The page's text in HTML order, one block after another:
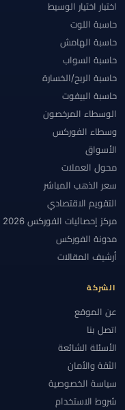
اختبار اختيار الوسيط
حاسبة اللوت
حاسبة الهامش
حاسبة السواب
حاسبة الربح/الخسارة
حاسبة البيفوت
الوسطاء المرخصون
وسطاء الفوركس
الأسواق
محول العملات
سعر الذهب المباشر
التقويم الاقتصادي
مركز إحصائيات الفوركس 2026
مدونة الفوركس
أرشيف المقالات
الشركة
عن الموقع
اتصل بنا
الأسئلة الشائعة
الثقة والأمان
سياسة الخصوصية
شروط الاستخدام